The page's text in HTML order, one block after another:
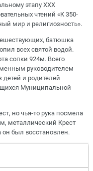
этапу XXX
чтений «К 350-
мир и религиозность».
батюшка
всех святой водой.
сопки 924м. Всего
руководителем
и родителей
Муниципальной
но чья-то рука посмела
металлический Крест
он был восстановлен.